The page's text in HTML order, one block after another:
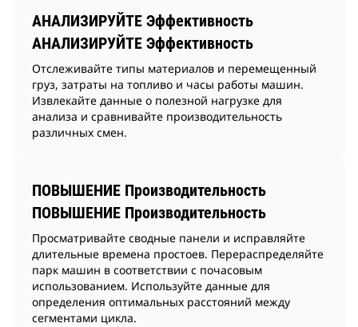
АНАЛИЗИРУЙТЕ Эффективность
АНАЛИЗИРУЙТЕ Эффективность
Отслеживайте типы материалов и перемещенный
груз, затраты на топливо и часы работы машин.
Извлекайте данные о полезной нагрузке для
анализа и сравнивайте производительность
различных смен.
ПОВЫШЕНИЕ Производительность
ПОВЫШЕНИЕ Производительность
Просматривайте сводные панели и исправляйте
длительные времена простоев. Перераспределяйте
парк машин в соответствии с почасовым
использованием. Используйте данные для
определения оптимальных расстояний между
сегментами цикла.